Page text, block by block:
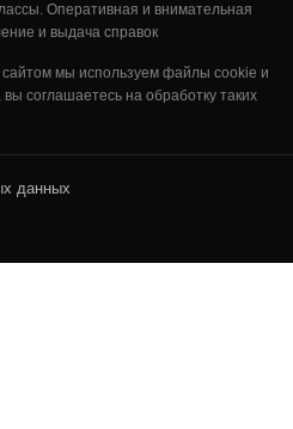
Оперативная и внимательная
и выдача справок
мы используем файлы cookie и
соглашаетесь на обработку таких
данных